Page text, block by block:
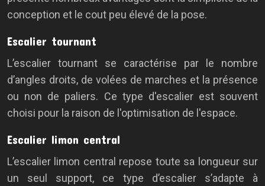
conception et le cout peu élevé de la pose.
Escalier tournant
L’escalier tournant se caractérise par le nombre
d’angles droits, de volées de marches et la présence
ou non de paliers. Ce type d'escalier est souvent
choisi pour la raison de l'optimisation de l'espace.
Escalier limon central
L’escalier limon central repose toute sa longueur sur
un seul support, ce type d’escalier s’adapte à